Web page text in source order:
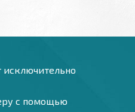
исключительно
с помощью